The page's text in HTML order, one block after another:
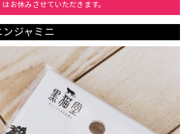
はお休みさせていただきます。
ンジャミニ